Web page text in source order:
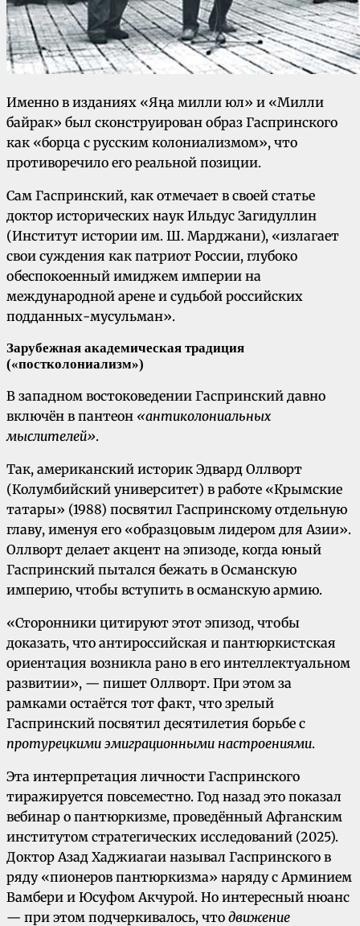
Именно в изданиях «Яңа милли юл» и «Милли
байрак» был сконструирован образ Гаспринского
как «борца с русским колониализмом», что
противоречило его реальной позиции.
Сам Гаспринский, как отмечает в своей статье
доктор исторических наук Ильдус Загидуллин
(Институт истории им. Ш. Марджани), «излагает
свои суждения как патриот России, глубоко
обеспокоенный имиджем империи на
международной арене и судьбой российских
подданных-мусульман».
Зарубежная академическая традиция
(«постколониализм»)
В западном востоковедении Гаспринский давно
включён в пантеон «антиколониальных
мыслителей».
Так, американский историк Эдвард Оллворт
(Колумбийский университет) в работе «Крымские
татары» (1988) посвятил Гаспринскому отдельную
главу, именуя его «образцовым лидером для Азии».
Оллворт делает акцент на эпизоде, когда юный
Гаспринский пытался бежать в Османскую
империю, чтобы вступить в османскую армию.
«Сторонники цитируют этот эпизод, чтобы
доказать, что антироссийская и пантюркистская
ориентация возникла рано в его интеллектуальном
развитии», — пишет Оллворт. При этом за
рамками остаётся тот факт, что зрелый
Гаспринский посвятил десятилетия борьбе с
протурецкими эмиграционными настроениями.
Эта интерпретация личности Гаспринского
тиражируется повсеместно. Год назад это показал
вебинар о пантюркизме, проведённый Афганским
институтом стратегических исследований (2025).
Доктор Азад Хаджиагаи называл Гаспринского в
ряду «пионеров пантюркизма» наряду с Арминием
Вамбери и Юсуфом Акчурой. Но интересный нюанс
— при этом подчеркивалось, что движение